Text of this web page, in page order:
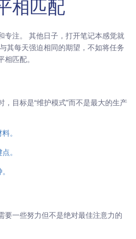
相匹配
专注。 其他日子，打开笔记本感觉就
其每天强迫相同的期望，不如将任务
匹配。
，目标是“维护模式”而不是最大的生产
。
。
要一些努力但不是绝对最佳注意力的